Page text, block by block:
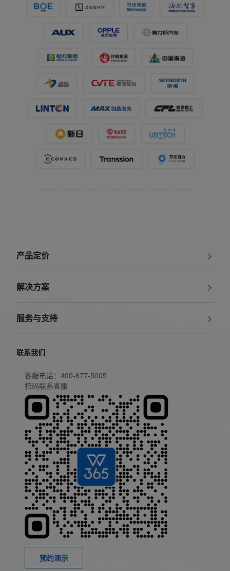
产品定价
解决方案
服务与支持
联系我们
客服电话： 400-677-5005
扫码联系客服
预约演示